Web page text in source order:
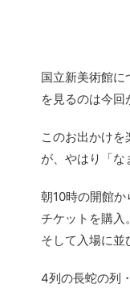
国立新美術館
を見るのは今回
このお出かけ
が、やはり「な
朝10時の開館か
チケットを購入。
そして入場に並
4列の長蛇の列